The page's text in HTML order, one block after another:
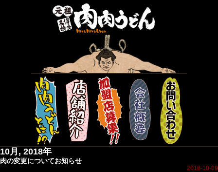
10月, 2018年
肉の変更についてお知らせ
2018-10-09